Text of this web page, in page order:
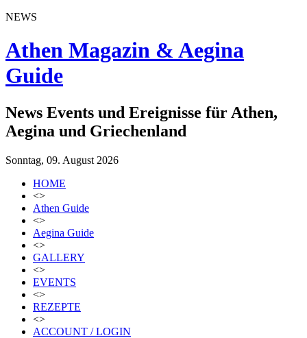
NEWS
Athen Magazin & Aegina
Guide
News Events und Ereignisse für Athen,
Aegina und Griechenland
Sonntag, 09. August 2026
HOME
<>
Athen Guide
<>
Aegina Guide
<>
GALLERY
<>
EVENTS
<>
REZEPTE
<>
ACCOUNT / LOGIN